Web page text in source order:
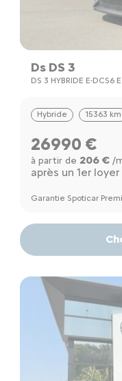
Ds DS 3
DS 3 HYBRIDE E-DCS6
Hybride 15363 km
26990 €
à partir de 206 €/
après un 1er loyer
Garantie Spoticar